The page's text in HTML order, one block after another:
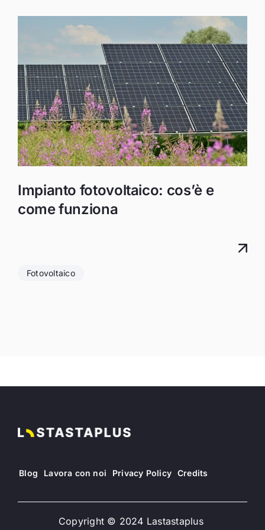
Impianto fotovoltaico: cos’è e
come funziona
Fotovoltaico
Blog Lavora con noi Privacy Policy Credits
Copyright © 2024 Lastastaplus